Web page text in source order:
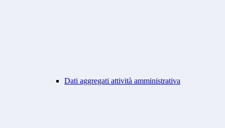
Dati aggregati attività amministrativa